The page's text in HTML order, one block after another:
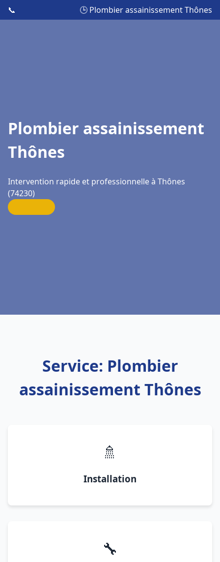
📞 🕒 Plombier assainissement Thônes
Plombier assainissement
Thônes
Intervention rapide et professionnelle à Thônes
(74230)
Service: Plombier
assainissement Thônes
🚿
Installation
🔧